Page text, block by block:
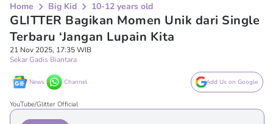
Home Big Kid 10-12 years old
GLITTER Bagikan Momen Unik dari Single
Terbaru ‘Jangan Lupain Kita
21 Nov 2025, 17:35 WIB
Sekar Gadis Biantara
News Channel Add Us on Google
YouTube/Glitter Official